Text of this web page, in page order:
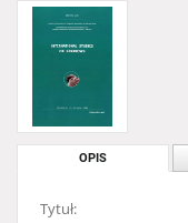
OPIS
Tytuł: